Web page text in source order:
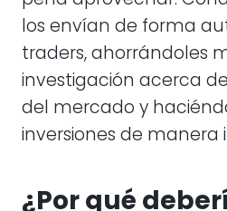
los envían de forma
traders, ahorrándoles
investigación acerca
del mercado y
inversiones de manera
¿Por qué